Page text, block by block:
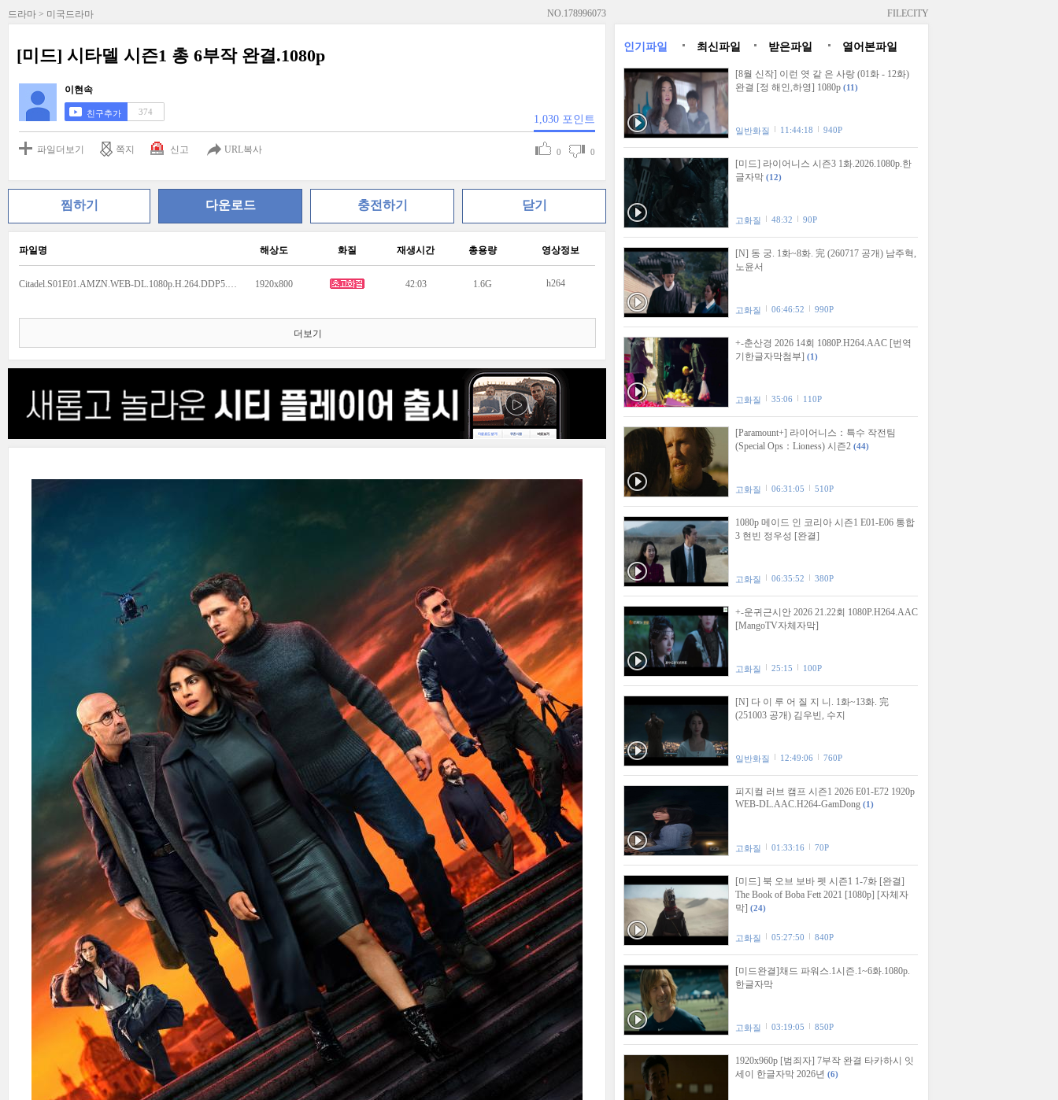
드라마 > 미국드라마 NO.178996073
[미드] 시타델 시즌1 총 6부작 완결.1080p
이현속
친구추가 374
1,030 포인트
파일더보기 쪽지 신고 URL복사 0 0
찜하기 다운로드 충전하기 닫기
파일명 해상도 화질 재생시간 총용량 영상정보
Citadel.S01E01.AMZN.WEB-DL.1080p.H.264.DDP5.1.Atmos.mkv 1920x800 42:03 1.6G h264
더보기
FILECITY
인기파일 최신파일 받은파일 열어본파일
[8월 신작] 이런 엿 같 은 사랑 (01화 - 12화)
완결 [정 해인,하영] 1080p (11)
일반화질 11:44:18 940P
[미드] 라이어니스 시즌3 1화.2026.1080p.한
글자막 (12)
고화질 48:32 90P
[N] 동 궁. 1화~8화. 完 (260717 공개) 남주혁,
노윤서
고화질 06:46:52 990P
+-춘산경 2026 14회 1080P.H264.AAC [번역
기한글자막첨부] (1)
고화질 35:06 110P
[Paramount+] 라이어니스：특수 작전팀
(Special Ops：Lioness) 시즌2 (44)
고화질 06:31:05 510P
1080p 메이드 인 코리아 시즌1 E01-E06 통합
3 현빈 정우성 [완결]
고화질 06:35:52 380P
+-운귀근시안 2026 21.22회 1080P.H264.AAC
[MangoTV자체자막]
고화질 25:15 100P
[N] 다 이 루 어 질 지 니. 1화~13화. 完
(251003 공개) 김우빈, 수지
일반화질 12:49:06 760P
피지컬 러브 캠프 시즌1 2026 E01-E72 1920p
WEB-DL.AAC.H264-GamDong (1)
고화질 01:33:16 70P
[미드] 북 오브 보바 펫 시즌1 1-7화 [완결]
The Book of Boba Fett 2021 [1080p] [자체자
막] (24)
고화질 05:27:50 840P
[미드완결]채드 파워스.1시즌.1~6화.1080p.
한글자막
고화질 03:19:05 850P
1920x960p [범죄자] 7부작 완결 타카하시 잇
세이 한글자막 2026년 (6)